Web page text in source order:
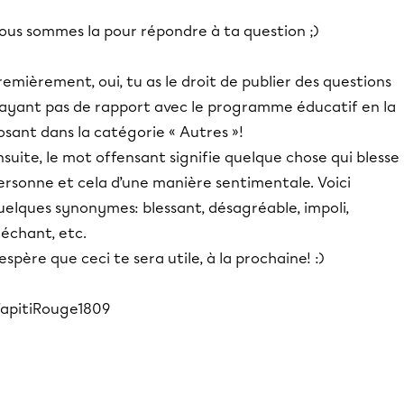
sommes la pour répondre à ta question ;)
oui, tu as le droit de publier des questions
pas de rapport avec le programme éducatif en la
dans la catégorie « Autres »!
le mot offensant signifie quelque chose qui blesse
et cela d’une manière sentimentale. Voici
synonymes: blessant, désagréable, impoli,
etc.
que ceci te sera utile, à la prochaine! :)